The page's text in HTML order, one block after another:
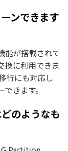
ンできます
能が搭載されて
換に利用できま
行にも対応し
きます。
のようなも